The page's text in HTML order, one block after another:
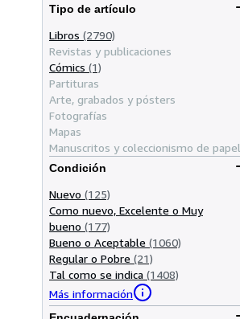
Tipo de artículo
Libros (2790)
Revistas y publicaciones
Cómics (1)
Partituras
Arte, grabados y pósters
Fotografías
Mapas
Manuscritos y coleccionismo de papel
Condición
Nuevo (125)
Como nuevo, Excelente o Muy
bueno (177)
Bueno o Aceptable (1060)
Regular o Pobre (21)
Tal como se indica (1408)
Más información